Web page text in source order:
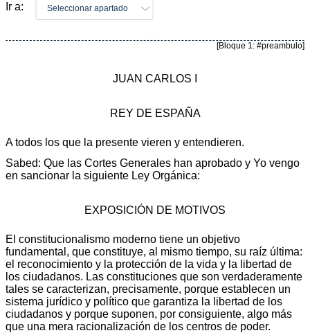
Ir a: Seleccionar apartado
[Bloque 1: #preambulo]
JUAN CARLOS I
REY DE ESPAÑA
A todos los que la presente vieren y entendieren.
Sabed: Que las Cortes Generales han aprobado y Yo vengo
en sancionar la siguiente Ley Orgánica:
EXPOSICIÓN DE MOTIVOS
El constitucionalismo moderno tiene un objetivo
fundamental, que constituye, al mismo tiempo, su raíz última:
el reconocimiento y la protección de la vida y la libertad de
los ciudadanos. Las constituciones que son verdaderamente
tales se caracterizan, precisamente, porque establecen un
sistema jurídico y político que garantiza la libertad de los
ciudadanos y porque suponen, por consiguiente, algo más
que una mera racionalización de los centros de poder.